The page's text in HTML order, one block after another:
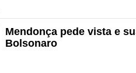
Mendonça pede vista e
Bolsonaro